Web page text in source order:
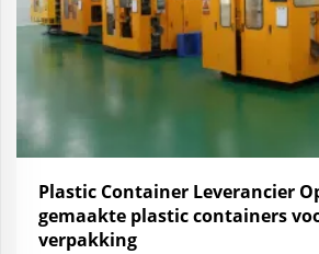
Plastic Container Leverancier
gemaakte plastic containers
verpakking